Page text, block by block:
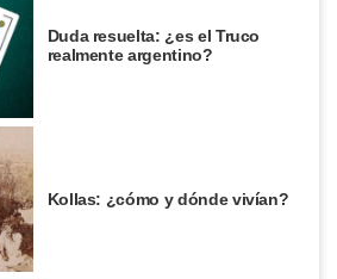
Duda resuelta: ¿es el Truco
realmente argentino?
Kollas: ¿cómo y dónde vivían?